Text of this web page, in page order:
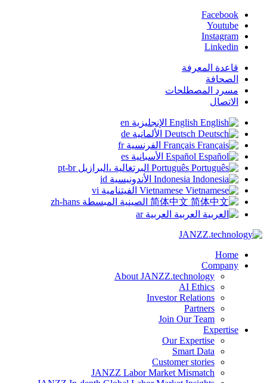
Facebook
Youtube
Instagram
Linkedin
قاعدة المعرفة
الصحافة
مسرد المصطلحات
الاتصال
English الإنجليزية en
Deutsch الألمانية de
Français الفرنسية fr
Español الأسبانية es
Português البرتغالية ،البرازيل pt-br
Indonesia الأندونيسية id
Vietnamese الفيتنامية vi
简体中文 الصينية المبسطة zh-hans
العربية العربية ar
Home
Company
About JANZZ.technology
AI Ethics
Investor Relations
Partners
Join Our Team
Expertise
Our Expertise
Smart Data
Customer stories
JANZZ Labor Market Mismatch